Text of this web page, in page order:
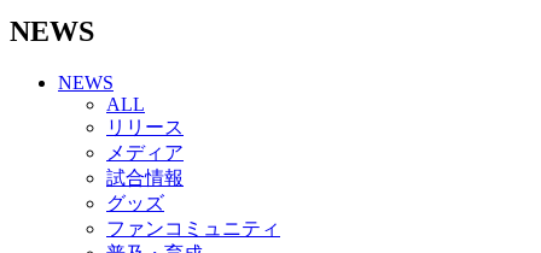
ボランティアチーム「volundeer」
ビクトリーロード
HOMEGAME
観戦ルール＆マナー
ホームゲーム運営管理規定
Jリーグ運営管理規定
写真・動画使用ガイドライン
NEWS
NEWS
ALL
リリース
メディア
試合情報
グッズ
ファンコミュニティ